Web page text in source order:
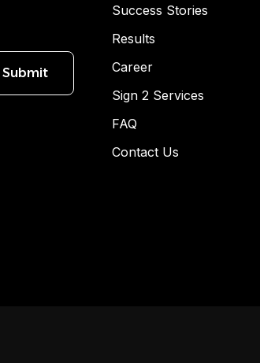
Submit
Success Stories
Results
Career
Sign 2 Services
FAQ
Contact Us